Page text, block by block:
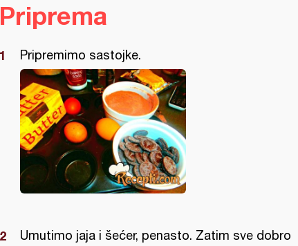
Priprema
Pripremimo sastojke.
Umutimo jaja i šećer, penasto. Zatim sve dobro